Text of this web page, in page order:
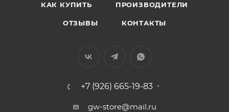
КАК КУПИТЬ ПРОИЗВОДИТЕЛИ
ОТЗЫВЫ КОНТАКТЫ
+7 (926) 665-19-83
gw-store@mail.ru